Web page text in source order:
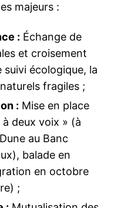
majeurs :
: Échange de
et croisement
suivi écologique, la
fragiles ;
: Mise en place
deux voix » (à
au Banc
balade en
en octobre
;